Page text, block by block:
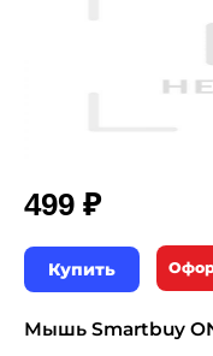
499 ₽
Купить
Мышь Smartbuy